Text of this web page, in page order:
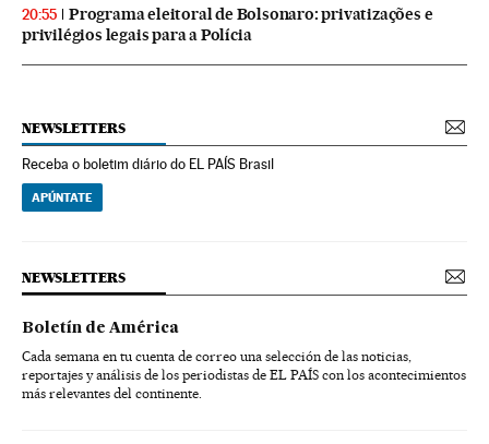
20:55
Programa eleitoral de Bolsonaro: privatizações e
privilégios legais para a Polícia
NEWSLETTERS
Receba o boletim diário do EL PAÍS Brasil
APÚNTATE
NEWSLETTERS
Boletín de América
Cada semana en tu cuenta de correo una selección de las noticias,
reportajes y análisis de los periodistas de EL PAÍS con los acontecimientos
más relevantes del continente.